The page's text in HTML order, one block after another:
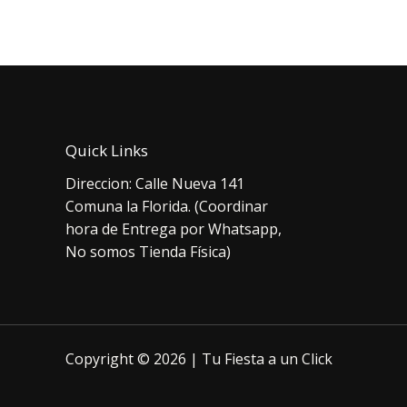
Quick Links
Direccion: Calle Nueva 141
Comuna la Florida. (Coordinar
hora de Entrega por Whatsapp,
No somos Tienda Física)
Copyright © 2026 | Tu Fiesta a un Click